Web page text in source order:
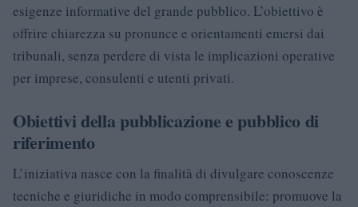
esigenze informative del grande pubblico. L’obiettivo è
offrire chiarezza su pronunce e orientamenti emersi dai
tribunali, senza perdere di vista le implicazioni operative
per imprese, consulenti e utenti privati.
Obiettivi della pubblicazione e pubblico di
riferimento
L’iniziativa nasce con la finalità di divulgare conoscenze
tecniche e giuridiche in modo comprensibile: promuove la